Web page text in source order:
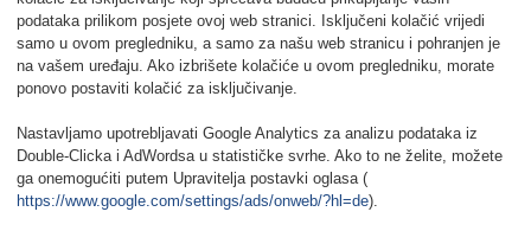
podataka prilikom posjete ovoj web stranici. Isključeni kolačić vrijedi
samo u ovom pregledniku, a samo za našu web stranicu i pohranjen je
na vašem uređaju. Ako izbrišete kolačiće u ovom pregledniku, morate
ponovo postaviti kolačić za isključivanje.
Nastavljamo upotrebljavati Google Analytics za analizu podataka iz
Double-Clicka i AdWordsa u statističke svrhe. Ako to ne želite, možete
ga onemogućiti putem Upravitelja postavki oglasa (
https://www.google.com/settings/ads/onweb/?hl=de).